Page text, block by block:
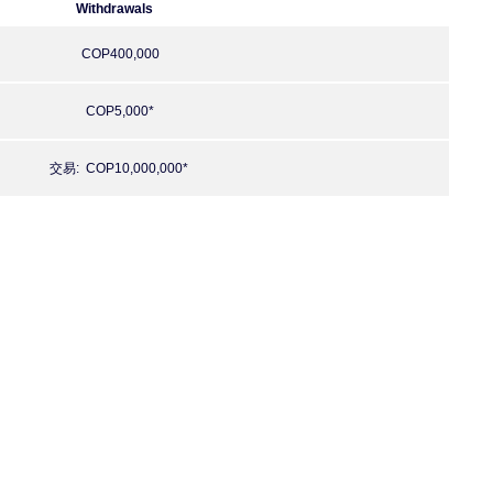
Withdrawals
‎ COP400,000
‎ COP5,000*
交易: ‎ COP10,000,000*